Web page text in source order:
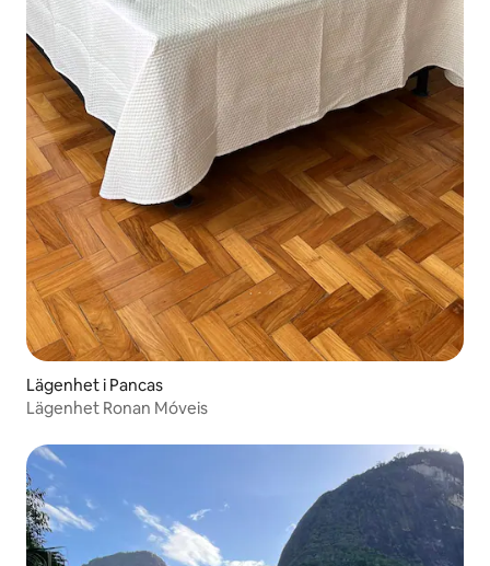
Lägenhet i Pancas
Lägenhet Ronan Móveis